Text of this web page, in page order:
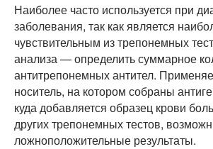
Наиболее часто используется при
заболевания, так как является
чувствительным из трепонемных
анализа — определить суммарное
антитрепонемных антител.
носитель, на котором собраны
куда добавляется образец крови
других трепонемных тестов,
ложноположительные результаты.